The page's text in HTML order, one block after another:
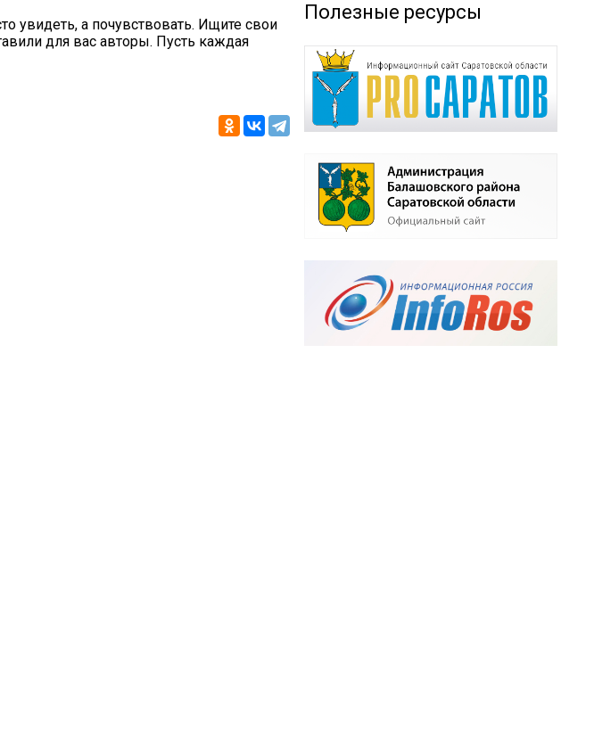
увидеть, а почувствовать. Ищите свои
для вас авторы. Пусть каждая
Полезные ресурсы